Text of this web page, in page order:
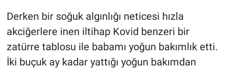
Derken bir soğuk algınlığı neticesi hızla
akciğerlere inen iltihap Kovid benzeri bir
zatürre tablosu ile babamı yoğun bakımlık etti.
İki buçuk ay kadar yattığı yoğun bakımdan